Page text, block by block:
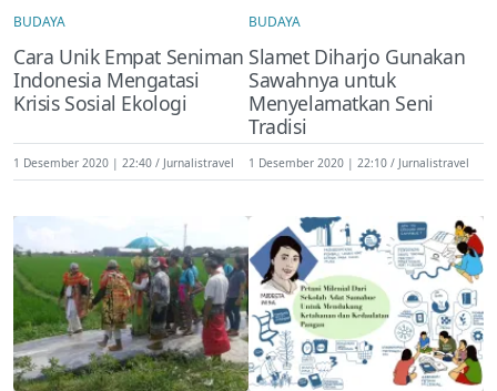
BUDAYA
Cara Unik Empat Seniman
Indonesia Mengatasi
Krisis Sosial Ekologi
1 Desember 2020 | 22:40 Jurnalistravel
BUDAYA
Slamet Diharjo Gunakan
Sawahnya untuk
Menyelamatkan Seni
Tradisi
1 Desember 2020 | 22:10 Jurnalistravel